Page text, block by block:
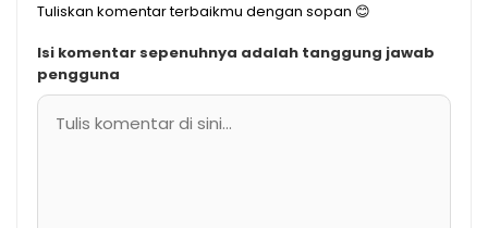
Tuliskan komentar terbaikmu dengan sopan 😊
Isi komentar sepenuhnya adalah tanggung jawab
pengguna